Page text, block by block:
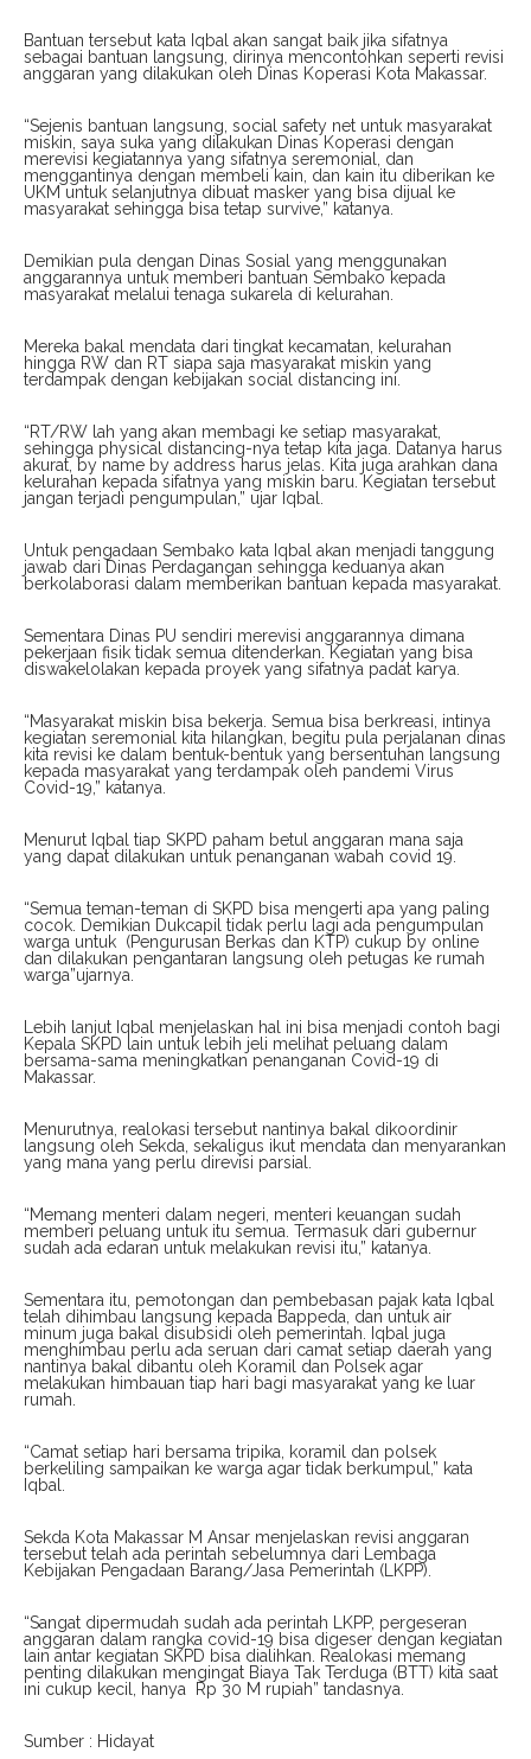
Bantuan tersebut kata Iqbal akan sangat baik jika sifatnya
sebagai bantuan langsung, dirinya mencontohkan seperti revisi
anggaran yang dilakukan oleh Dinas Koperasi Kota Makassar.
“Sejenis bantuan langsung, social safety net untuk masyarakat
miskin, saya suka yang dilakukan Dinas Koperasi dengan
merevisi kegiatannya yang sifatnya seremonial, dan
menggantinya dengan membeli kain, dan kain itu diberikan ke
UKM untuk selanjutnya dibuat masker yang bisa dijual ke
masyarakat sehingga bisa tetap survive,” katanya.
Demikian pula dengan Dinas Sosial yang menggunakan
anggarannya untuk memberi bantuan Sembako kepada
masyarakat melalui tenaga sukarela di kelurahan.
Mereka bakal mendata dari tingkat kecamatan, kelurahan
hingga RW dan RT siapa saja masyarakat miskin yang
terdampak dengan kebijakan social distancing ini.
“RT/RW lah yang akan membagi ke setiap masyarakat,
sehingga physical distancing-nya tetap kita jaga. Datanya harus
akurat, by name by address harus jelas. Kita juga arahkan dana
kelurahan kepada sifatnya yang miskin baru. Kegiatan tersebut
jangan terjadi pengumpulan,” ujar Iqbal.
Untuk pengadaan Sembako kata Iqbal akan menjadi tanggung
jawab dari Dinas Perdagangan sehingga keduanya akan
berkolaborasi dalam memberikan bantuan kepada masyarakat.
Sementara Dinas PU sendiri merevisi anggarannya dimana
pekerjaan fisik tidak semua ditenderkan. Kegiatan yang bisa
diswakelolakan kepada proyek yang sifatnya padat karya.
“Masyarakat miskin bisa bekerja. Semua bisa berkreasi, intinya
kegiatan seremonial kita hilangkan, begitu pula perjalanan dinas
kita revisi ke dalam bentuk-bentuk yang bersentuhan langsung
kepada masyarakat yang terdampak oleh pandemi Virus
Covid-19,” katanya.
Menurut Iqbal tiap SKPD paham betul anggaran mana saja
yang dapat dilakukan untuk penanganan wabah covid 19.
“Semua teman-teman di SKPD bisa mengerti apa yang paling
cocok. Demikian Dukcapil tidak perlu lagi ada pengumpulan
warga untuk (Pengurusan Berkas dan KTP) cukup by online
dan dilakukan pengantaran langsung oleh petugas ke rumah
warga”ujarnya.
Lebih lanjut Iqbal menjelaskan hal ini bisa menjadi contoh bagi
Kepala SKPD lain untuk lebih jeli melihat peluang dalam
bersama-sama meningkatkan penanganan Covid-19 di
Makassar.
Menurutnya, realokasi tersebut nantinya bakal dikoordinir
langsung oleh Sekda, sekaligus ikut mendata dan menyarankan
yang mana yang perlu direvisi parsial.
“Memang menteri dalam negeri, menteri keuangan sudah
memberi peluang untuk itu semua. Termasuk dari gubernur
sudah ada edaran untuk melakukan revisi itu,” katanya.
Sementara itu, pemotongan dan pembebasan pajak kata Iqbal
telah dihimbau langsung kepada Bappeda, dan untuk air
minum juga bakal disubsidi oleh pemerintah. Iqbal juga
menghimbau perlu ada seruan dari camat setiap daerah yang
nantinya bakal dibantu oleh Koramil dan Polsek agar
melakukan himbauan tiap hari bagi masyarakat yang ke luar
rumah.
“Camat setiap hari bersama tripika, koramil dan polsek
berkeliling sampaikan ke warga agar tidak berkumpul,” kata
Iqbal.
Sekda Kota Makassar M Ansar menjelaskan revisi anggaran
tersebut telah ada perintah sebelumnya dari Lembaga
Kebijakan Pengadaan Barang/Jasa Pemerintah (LKPP).
“Sangat dipermudah sudah ada perintah LKPP, pergeseran
anggaran dalam rangka covid-19 bisa digeser dengan kegiatan
lain antar kegiatan SKPD bisa dialihkan. Realokasi memang
penting dilakukan mengingat Biaya Tak Terduga (BTT) kita saat
ini cukup kecil, hanya Rp 30 M rupiah” tandasnya.
Sumber : Hidayat